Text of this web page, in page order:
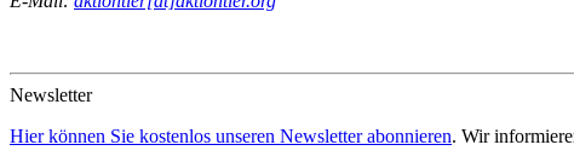
Newsletter
Hier können Sie kostenlos unseren Newsletter abonnieren. Wir